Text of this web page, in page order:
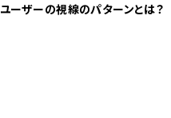
ユーザーの視線のパターンとは？